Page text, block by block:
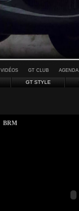
VIDÉOS GT CLUB AGENDA
GT STYLE
BRM